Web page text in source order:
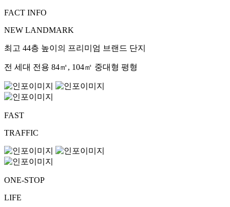
FACT INFO
NEW LANDMARK
최고 44층 높이의 프리미엄 브랜드 단지
전 세대 전용 84㎡, 104㎡ 중대형 평형
FAST
TRAFFIC
ONE-STOP
LIFE